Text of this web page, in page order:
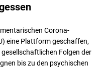
Corona-
eine Plattform geschaffen,
Folgen der
bis zu den psychischen